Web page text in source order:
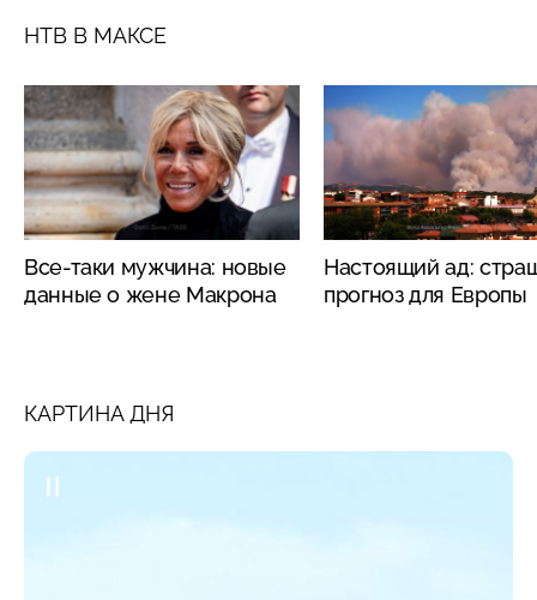
НТВ В МАКСЕ
Все-таки мужчина: новые
данные о жене Макрона
Настоящий ад:
прогноз для Европы
КАРТИНА ДНЯ